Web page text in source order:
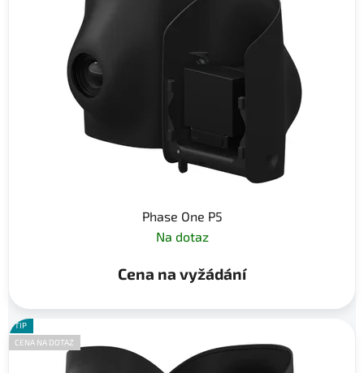
Phase One P5
Na dotaz
Cena na vyžádání
TIP
CENA NA DOTAZ